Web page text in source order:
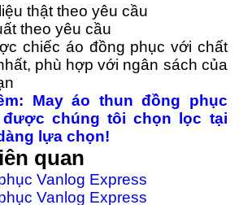
thật theo yêu cầu
theo yêu cầu
chiếc áo đồng phục với chất
phù hợp với ngân sách của
May áo thun đồng phục
được chúng tôi chọn lọc tại
lựa chọn!
quan